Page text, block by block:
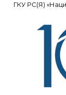
ГКУ РС(Я)